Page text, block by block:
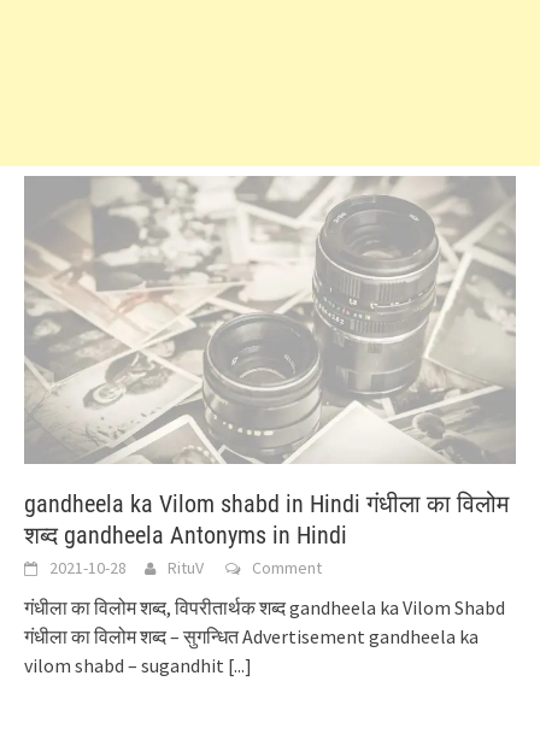
gandheela ka Vilom shabd in Hindi गंधीला का विलोम
शब्द gandheela Antonyms in Hindi
2021-10-28 RituV Comment
गंधीला का विलोम शब्द, विपरीतार्थक शब्द gandheela ka Vilom Shabd
गंधीला का विलोम शब्द – सुगन्धित Advertisement gandheela ka
vilom shabd – sugandhit [...]